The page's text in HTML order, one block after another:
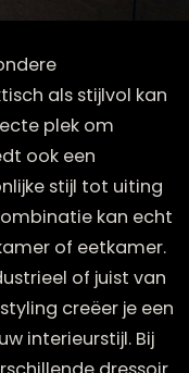
als stijlvol
plek om
ook een
stijl tot
combinatie kan
of
of juist